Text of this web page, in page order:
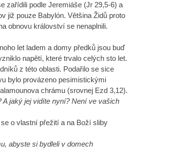
zařídili podle Jeremiáše (Jr 29,5-6) a
již pouze Babylón. Většina Židů proto
obnovu království se nenaplnili.
let ladem a domy předků jsou buď
napětí, které trvalo celých sto let.
z této oblasti. Podařilo se sice
bylo provázeno pesimistickými
chrámu (srovnej Ezd 3,12).
jaký jej vidíte nyní? Není ve vašich
o vlastní přežití a na Boží sliby
abyste si bydleli v domech